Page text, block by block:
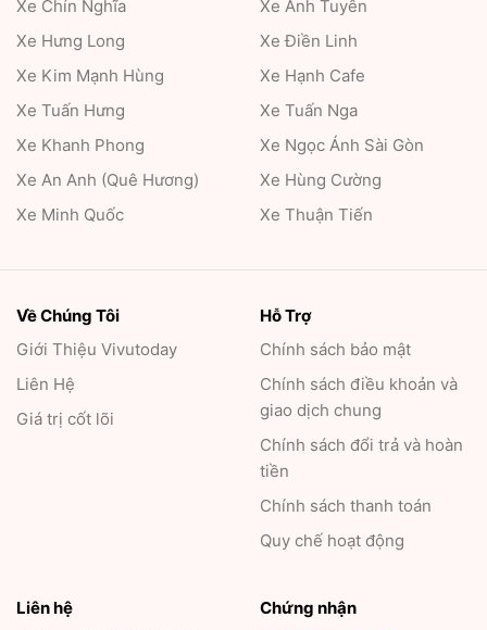
Xe Chín Nghĩa
Xe Hưng Long
Xe Kim Mạnh Hùng
Xe Tuấn Hưng
Xe Khanh Phong
Xe An Anh (Quê Hương)
Xe Minh Quốc
Xe Anh Tuyên
Xe Điền Linh
Xe Hạnh Cafe
Xe Tuấn Nga
Xe Ngọc Ánh Sài Gòn
Xe Hùng Cường
Xe Thuận Tiến
Về Chúng Tôi
Giới Thiệu Vivutoday
Liên Hệ
Giá trị cốt lõi
Hỗ Trợ
Chính sách bảo mật
Chính sách điều khoản và
giao dịch chung
Chính sách đổi trả và hoàn
tiền
Chính sách thanh toán
Quy chế hoạt động
Liên hệ
Chứng nhận